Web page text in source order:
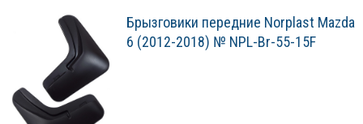
Брызговики передние Norplast Mazda
6 (2012-2018) № NPL-Br-55-15F